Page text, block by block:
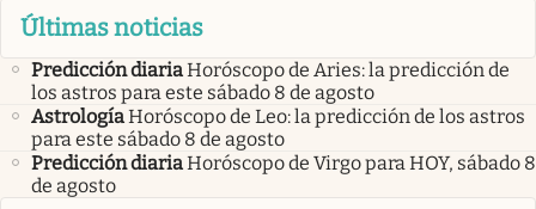
Últimas noticias
Predicción diariaHoróscopo de Aries: la predicción de
los astros para este sábado 8 de agosto
AstrologíaHoróscopo de Leo: la predicción de los astros
para este sábado 8 de agosto
Predicción diariaHoróscopo de Virgo para HOY, sábado 8
de agosto